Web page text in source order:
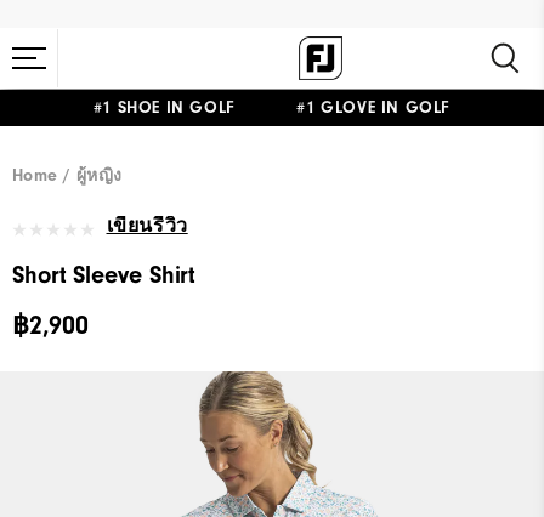
#1 SHOE IN GOLF #1 GLOVE IN GOLF
Home ผู้หญิง
เขียนรีวิว
Short Sleeve Shirt
฿2,900